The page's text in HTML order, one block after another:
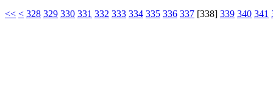
<< < 328 329 330 331 332 333 334 335 336 337 [338] 339 340 341